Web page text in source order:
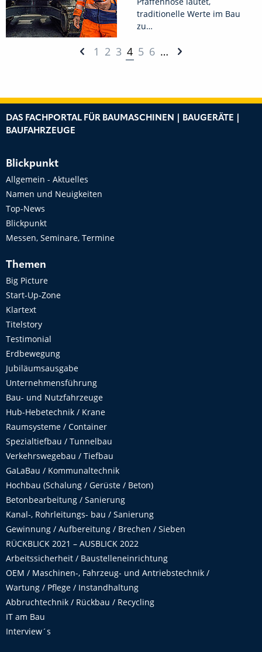
traditionelle Werte im Bau
zu…
1 2 3 4 5 6 …
DAS FACHPORTAL FÜR BAUMASCHINEN | BAUGERÄTE |
BAUFAHRZEUGE
Blickpunkt
Allgemein - Aktuelles
Namen und Neuigkeiten
Top-News
Blickpunkt
Messen, Seminare, Termine
Themen
Big Picture
Start-Up-Zone
Klartext
Titelstory
Testimonial
Erdbewegung
Jubiläumsausgabe
Unternehmensführung
Bau- und Nutzfahrzeuge
Hub-Hebetechnik / Krane
Raumsysteme / Container
Spezialtiefbau / Tunnelbau
Verkehrswegebau / Tiefbau
GaLaBau / Kommunaltechnik
Hochbau (Schalung / Gerüste / Beton)
Betonbearbeitung / Sanierung
Kanal-, Rohrleitungs- bau / Sanierung
Gewinnung / Aufbereitung / Brechen / Sieben
RÜCKBLICK 2021 – AUSBLICK 2022
Arbeitssicherheit / Baustelleneinrichtung
OEM / Maschinen-, Fahrzeug- und Antriebstechnik /
Wartung / Pflege / Instandhaltung
Abbruchtechnik / Rückbau / Recycling
IT am Bau
Interview´s